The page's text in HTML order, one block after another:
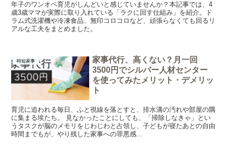
年子のワンオペ育児がしんどいと感じていませんか？本記事では、4
歳3歳ママが実際に取り入れている「ラクに回す仕組み」を紹介。ド
ラム式洗濯機や冷凍食品、無印コロコロなど、頑張らなくても回るリ
アルな工夫をまとめました。
時短家事
家事代行、高くない？月一回
3500円でシルバー人材センター
を使ってみたメリット・デメリッ
ト
育児に追われる毎日、ふと視線を落とすと、排水溝の汚れや部屋の隅
に集まる埃たち。 見なかったことにしても、「掃除しなきゃ」とい
うタスクが脳のメモリをじわじわと占領し、子どもが寝たあとの自由
時間までもが、やり残した家事への罪悪感...